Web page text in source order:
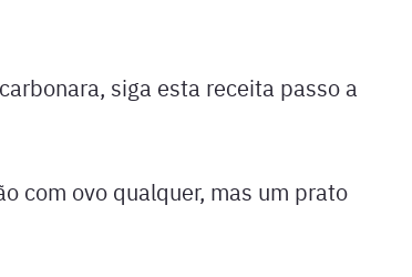
siga esta receita passo a
com ovo qualquer, mas um prato